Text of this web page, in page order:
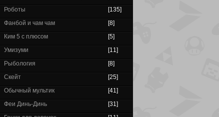
Роботы
[135]
Фанбой и чам чам
[8]
Ким 5 с плюсом
[5]
Умизуми
[11]
Рыбология
[8]
Скейт
[25]
Обычный мультик
[41]
Феи Динь-Динь
[31]